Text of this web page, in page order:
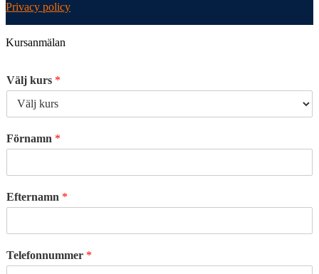
Privacy policy
Kursanmälan
Välj kurs *
Förnamn *
Efternamn *
Telefonnummer *